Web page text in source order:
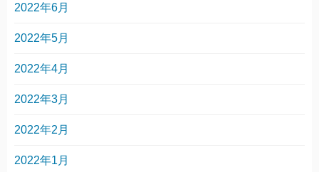
2022年6月
2022年5月
2022年4月
2022年3月
2022年2月
2022年1月